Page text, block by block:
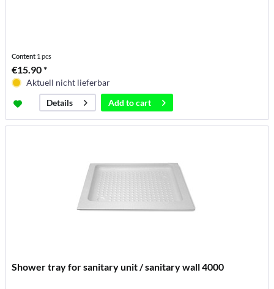
Content 1 pcs
€15.90 *
Aktuell nicht lieferbar
Details
Add tocart
Shower tray for sanitary unit / sanitary wall 4000